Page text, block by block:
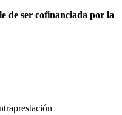
de ser cofinanciada por la